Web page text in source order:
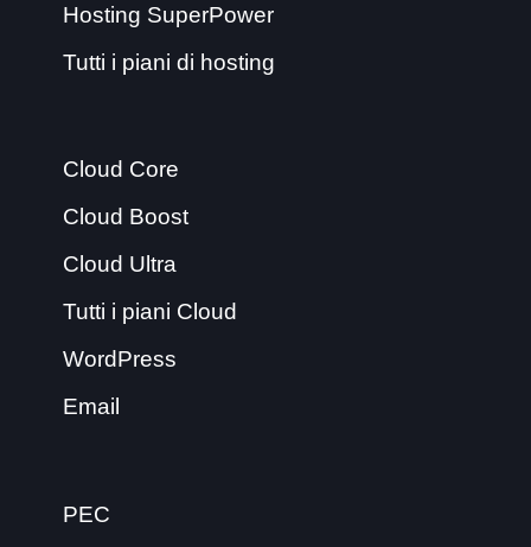
Hosting SuperPower
Tutti i piani di hosting
Cloud Core
Cloud Boost
Cloud Ultra
Tutti i piani Cloud
WordPress
Email
PEC